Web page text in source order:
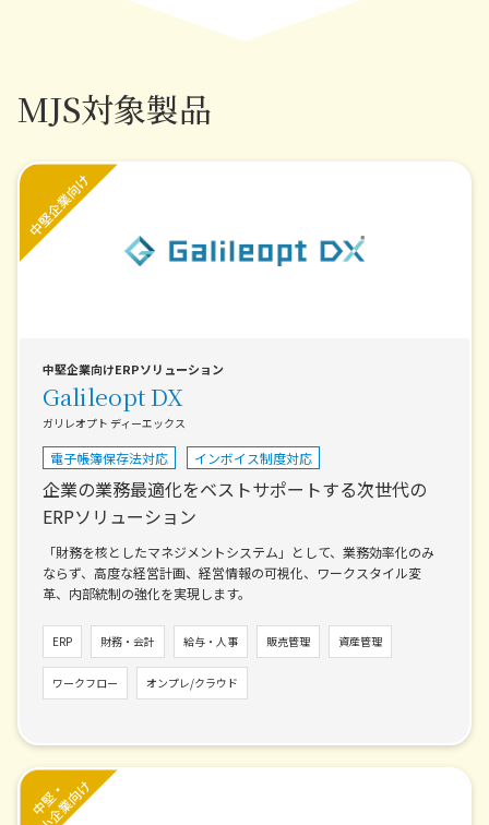
MJS対象製品
中堅企業向けERPソリューション
Galileopt DX
ガリレオプト ディーエックス
電子帳簿保存法対応 インボイス制度対応
企業の業務最適化をベストサポートする次世代の
ERPソリューション
「財務を核としたマネジメントシステム」として、業務効率化のみ
ならず、高度な経営計画、経営情報の可視化、ワークスタイル変
革、内部統制の強化を実現します。
ERP 財務・会計 給与・人事 販売管理 資産管理
ワークフロー オンプレ/クラウド